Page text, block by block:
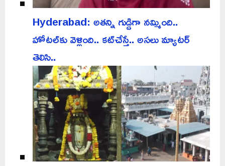
Hyderabad: అతన్ని గుడ్డిగా నమ్మింది..
హోటల్‌కు వెళ్లింది.. కట్‌చేస్తే.. అసలు మ్యాటర్
తెలిసి..